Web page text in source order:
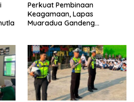
Perkuat Pembinaan
Keagamaan, Lapas
Muaradua Gandeng